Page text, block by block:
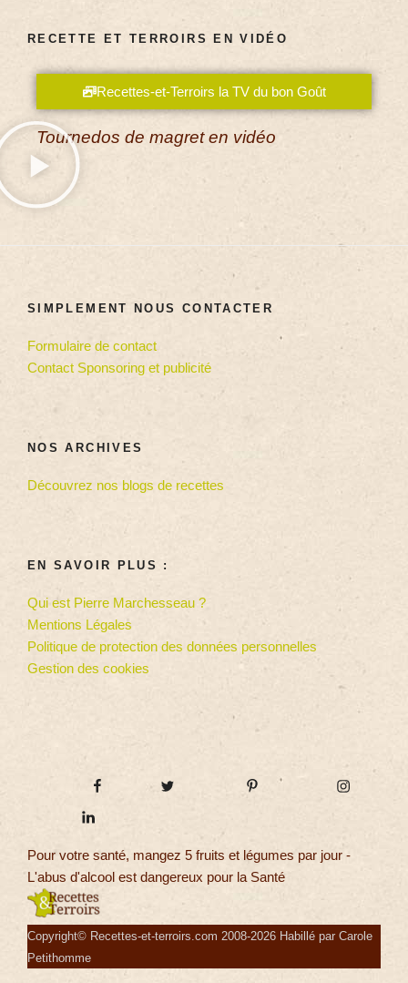
RECETTE ET TERROIRS EN VIDÉO
Recettes-et-Terroirs la TV du bon Goût
Tournedos de magret en vidéo
SIMPLEMENT NOUS CONTACTER
Formulaire de contact
Contact Sponsoring et publicité
NOS ARCHIVES
Découvrez nos blogs de recettes
EN SAVOIR PLUS :
Qui est Pierre Marchesseau ?
Mentions Légales
Politique de protection des données personnelles
Gestion des cookies
Pour votre santé, mangez 5 fruits et légumes par jour -
L'abus d'alcool est dangereux pour la Santé
Copyright© Recettes-et-terroirs.com 2008-2026 Habillé par Carole
Petithomme